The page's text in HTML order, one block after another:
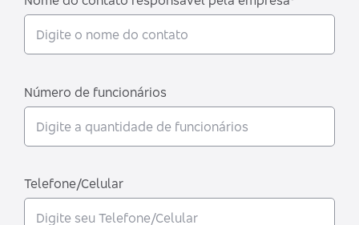
Número de funcionários
Telefone/Celular